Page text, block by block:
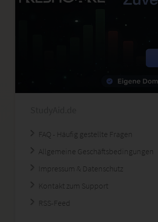
FAQ - Häufig gestellte Fragen
Allgemeine Geschäftsbedingungen
Impressum & Datenschutz
Kontakt zum Support
RSS-Feed